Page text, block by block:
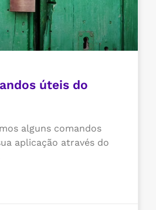
úteis do
alguns comandos
aplicação através do